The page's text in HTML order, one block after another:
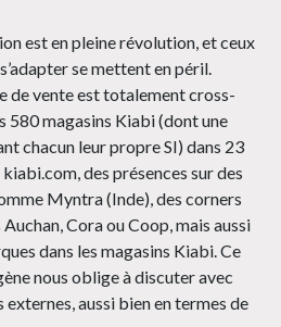
est en pleine révolution, et ceux
se mettent en péril.
de vente est totalement cross-
580 magasins Kiabi (dont une
chacun leur propre SI) dans 23
des présences sur des
Myntra (Inde), des corners
Cora ou Coop, mais aussi
dans les magasins Kiabi. Ce
nous oblige à discuter avec
aussi bien en termes de